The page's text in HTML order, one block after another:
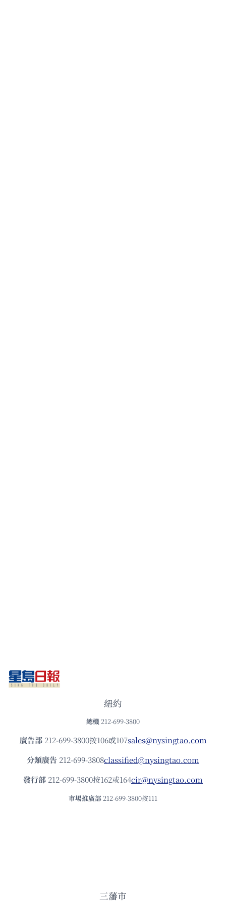
紐約
總機 212-699-3800
廣告部212-699-3800按106或107sales@nysingtao.com
分類廣告 212-699-3808classified@nysingtao.com
發⾏部 212-699-3800按162或164cir@nysingtao.com
市場推廣部 212-699-3800按111
三藩市